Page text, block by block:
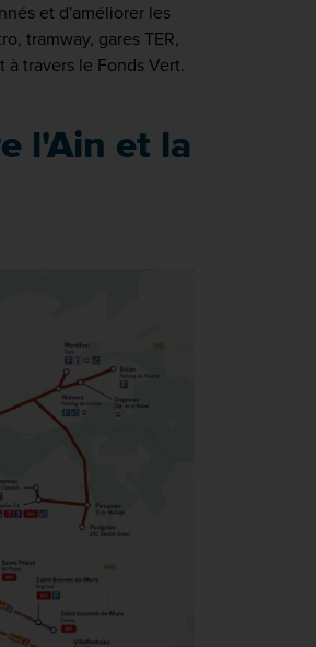
et d'améliorer les
tramway, gares TER,
travers le Fonds Vert.
l'Ain et la